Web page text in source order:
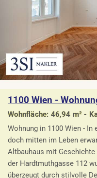
1100 Wien -
Wohnfläche: 46,94 m² -
Wohnung in 1100 Wien - In
doch mitten im Leben
Altbauhaus mit
der Hardtmuthgasse 112
überzeugt durch stilvolle